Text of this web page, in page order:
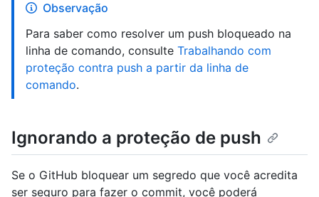
Observação
Para saber como resolver um push bloqueado na
linha de comando, consulte Trabalhando com
proteção contra push a partir da linha de
comando.
Ignorando a proteção de push
Se o GitHub bloquear um segredo que você acredita
ser seguro para fazer o commit, você poderá